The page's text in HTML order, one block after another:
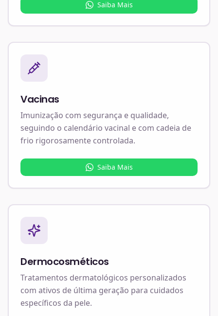
Saiba Mais
Vacinas
Imunização com segurança e qualidade,
seguindo o calendário vacinal e com cadeia de
frio rigorosamente controlada.
Saiba Mais
Dermocosméticos
Tratamentos dermatológicos personalizados
com ativos de última geração para cuidados
específicos da pele.